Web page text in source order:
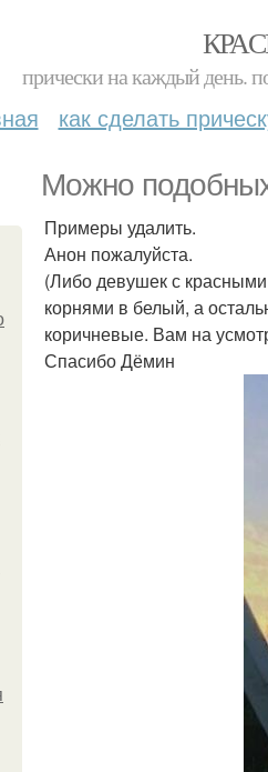
прически на каждый день.
как сделать
Можно
Примеры удалить.
Анон пожалуйста.
(Либо девушек с
корнями в белый, а
коричневые. Вам на
Спасибо Дёмин